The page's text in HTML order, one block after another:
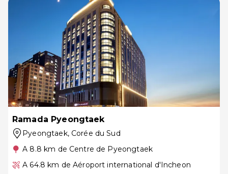
Ramada Pyeongtaek
Pyeongtaek, Corée du Sud
A 8.8 km de Centre de Pyeongtaek
A 64.8 km de Aéroport international d'Incheon